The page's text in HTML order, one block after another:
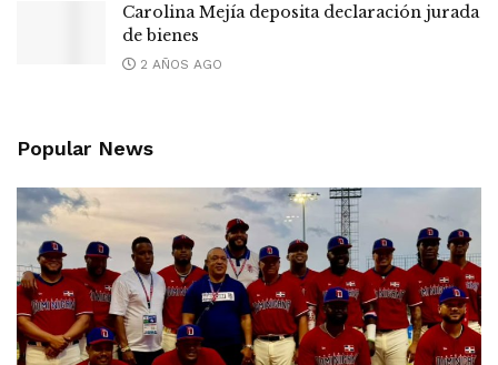
Carolina Mejía deposita declaración jurada
de bienes
2 AÑOS AGO
Popular News